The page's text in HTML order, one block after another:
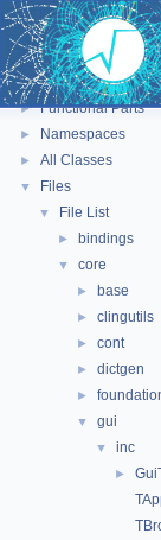
▼ ROOT
ROOT Reference
Tutorials
► Functional Parts
► Namespaces
► All Classes
▼ Files
▼ File List
► bindings
▼ core
► base
► clingutils
► cont
► dictgen
►
▼ gui
▼ inc
►